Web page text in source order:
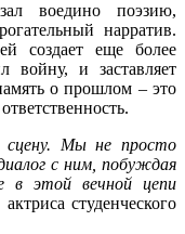
воедино поэзию,
нарратив.
создает еще более
войну, и заставляет
о прошлом – это
сцену. Мы не просто
с ним, побуждая
в этой вечной цепи
студенческого